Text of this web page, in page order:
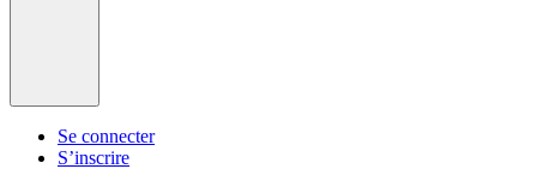
Se connecter
S’inscrire